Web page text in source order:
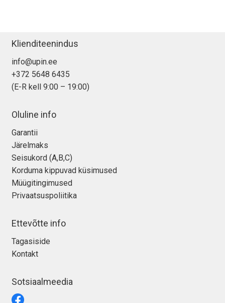
Klienditeenindus
info@upin.ee
+372 5648 6435
(E-R kell 9:00 – 19:00)
Oluline info
Garantii
Järelmaks
Seisukord (A,B,C)
Korduma kippuvad küsimused
Müügitingimused
Privaatsuspoliitika
Ettevõtte info
Tagasiside
Kontakt
Sotsiaalmeedia